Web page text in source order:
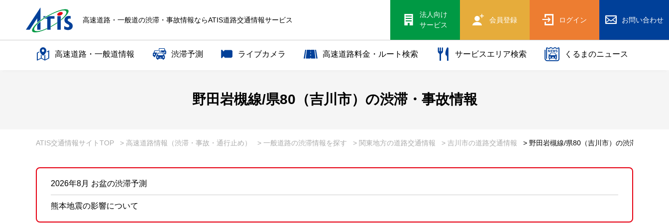
高速道路・一般道の渋滞・事故情報ならATIS道路交通情報サービス
法人向け
サービス
会員登録 ログイン お問い合わせ
高速道路・一般道情報 渋滞予測 ライブカメラ 高速道路料金・ルート検索 サービスエリア検索 くるまのニュース
野田岩槻線/県80（吉川市）の渋滞・事故情報
ATIS交通情報サイトTOP > 高速道路情報（渋滞・事故・通行止め） > 一般道路の渋滞情報を探す > 関東地方の道路交通情報 > 吉川市の道路交通情報 > 野田岩槻線/県80（吉川市）の渋滞・事故情
2026年8月 お盆の渋滞予測
熊本地震の影響について